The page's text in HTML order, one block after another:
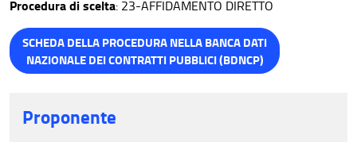
Procedura di scelta: 23-AFFIDAMENTO DIRETTO
SCHEDA DELLA PROCEDURA NELLA BANCA DATI
NAZIONALE DEI CONTRATTI PUBBLICI (BDNCP)
Proponente